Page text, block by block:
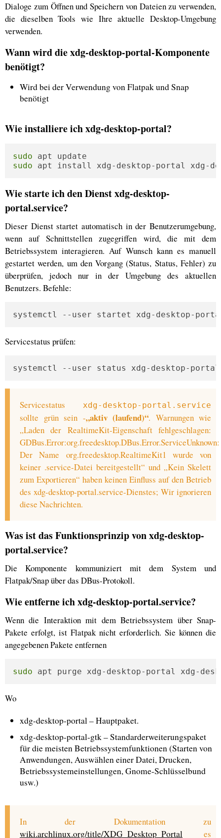
Dialoge zum Öffnen und Speichern von Dateien zu verwenden,
die dieselben Tools wie Ihre aktuelle Desktop-Umgebung
verwenden.
Wann wird die xdg-desktop-portal-Komponente
benötigt?
Wird bei der Verwendung von Flatpak und Snap
benötigt
Wie installiere ich xdg-desktop-portal?
sudo
sudo apt install xdg-desktop-portal xdg-
Wie starte ich den Dienst xdg-desktop-
portal.service?
Dieser Dienst startet automatisch in der Benutzerumgebung,
wenn auf Schnittstellen zugegriffen wird, die mit dem
Betriebssystem interagieren. Auf Wunsch kann es manuell
gestartet werden, um den Vorgang (Status, Status, Fehler) zu
überprüfen, jedoch nur in der Umgebung des aktuellen
Benutzers. Befehle:
systemctl --user startet xdg-desktop-
Servicestatus prüfen:
systemctl --user status xdg-desktop-
Servicestatus xdg-desktop-portal.service
sollte grün sein -„aktiv (laufend)“. Warnungen wie
„Laden der RealtimeKit-Eigenschaft fehlgeschlagen:
GDBus.Error:org.freedesktop.DBus.Error.ServiceUnknown:
Der Name org.freedesktop.RealtimeKit1 wurde von
keiner .service-Datei bereitgestellt“ und „Kein Skelett
zum Exportieren“ haben keinen Einfluss auf den Betrieb
des xdg-desktop-portal.service-Dienstes; Wir ignorieren
diese Nachrichten.
Was ist das Funktionsprinzip von xdg-desktop-
portal.service?
Die Komponente kommuniziert mit dem System und
Flatpak/Snap über das DBus-Protokoll.
Wie entferne ich xdg-desktop-portal.service?
Wenn die Interaktion mit dem Betriebssystem über Snap-
Pakete erfolgt, ist Flatpak nicht erforderlich. Sie können die
angegebenen Pakete entfernen
sudo apt purge xdg-desktop-portal xdg-
Wo
xdg-desktop-portal – Hauptpaket.
xdg-desktop-portal-gtk – Standarderweiterungspaket
für die meisten Betriebssystemfunktionen (Starten von
Anwendungen, Auswählen einer Datei, Drucken,
Betriebssystemeinstellungen, Gnome-Schlüsselbund
usw.)
In der Dokumentation zu
wiki.archlinux.org/title/XDG_Desktop_Portal
es